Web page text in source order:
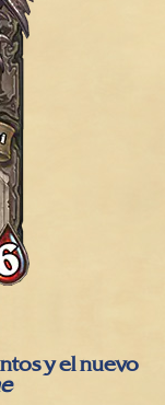
y el nuevo